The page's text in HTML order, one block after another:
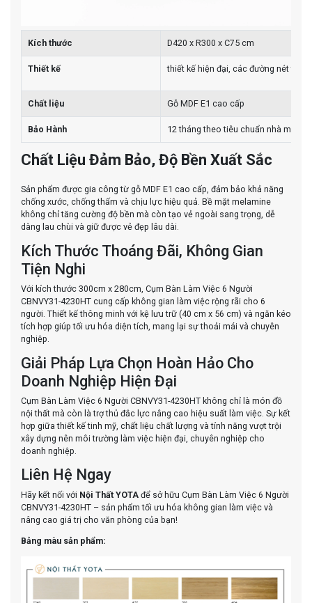
Kích thước D420 x R300 x C75 cm
Thiết kế thiết kế hiện đại, các đường nét tinh
Chất liệu Gỗ MDF E1 cao cấp
Bảo Hành 12 tháng theo tiêu chuẩn nhà máy
Chất Liệu Đảm Bảo, Độ Bền Xuất Sắc
Sản phẩm được gia công từ gỗ MDF E1 cao cấp, đảm bảo khả năng
chống xước, chống thấm và chịu lực hiệu quả. Bề mặt melamine
không chỉ tăng cường độ bền mà còn tạo vẻ ngoài sang trọng, dễ
dàng lau chùi và giữ được vẻ đẹp lâu dài.
Kích Thước Thoáng Đãi, Không Gian
Tiện Nghi
Với kích thước 300cm x 280cm, Cụm Bàn Làm Việc 6 Người
CBNVY31-4230HT cung cấp không gian làm việc rộng rãi cho 6
người. Thiết kế thông minh với kệ lưu trữ (40 cm x 56 cm) và ngăn kéo
tích hợp giúp tối ưu hóa diện tích, mang lại sự thoải mái và chuyên
nghiệp.
Giải Pháp Lựa Chọn Hoàn Hảo Cho
Doanh Nghiệp Hiện Đại
Cụm Bàn Làm Việc 6 Người CBNVY31-4230HT không chỉ là món đồ
nội thất mà còn là trợ thủ đắc lực nâng cao hiệu suất làm việc. Sự kết
hợp giữa thiết kế tinh mỹ, chất liệu chất lượng và tính năng vượt trội
xây dựng nên môi trường làm việc hiện đại, chuyên nghiệp cho
doanh nghiệp.
Liên Hệ Ngay
Hãy kết nối với Nội Thất YOTA để sở hữu Cụm Bàn Làm Việc 6 Người
CBNVY31-4230HT – sản phẩm tối ưu hóa không gian làm việc và
nâng cao giá trị cho văn phòng của bạn!
Bảng màu sản phẩm: